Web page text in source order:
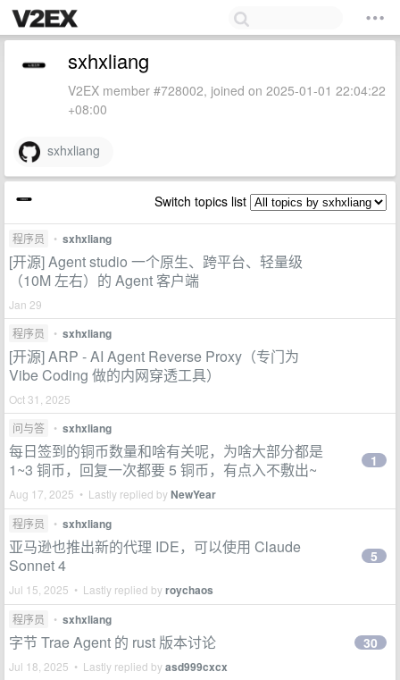
sxhxliang
V2EX member #728002, joined on 2025-01-01 22:04:22
+08:00
sxhxliang
Switch topics list
程序员 • sxhxliang
[开源] Agent studio 一个原生、跨平台、轻量级
（10M 左右）的 Agent 客户端
Jan 29
程序员
• sxhxliang
[开源] ARP - AI Agent Reverse Proxy（专门为
Vibe Coding 做的内网穿透工具）
Oct 31, 2025
问与答
• sxhxliang
每日签到的铜币数量和啥有关呢，为啥大部分都是
1~3 铜币，回复一次都要 5 铜币，有点入不敷出~
Aug 17, 2025 • Lastly replied byNewYear
1
程序员 • sxhxliang
亚马逊也推出新的代理 IDE，可以使用 Claude
Sonnet 4
Jul 15, 2025 • Lastly replied byroychaos
5
程序员 • sxhxliang
字节 Trae Agent 的 rust 版本讨论
Jul 18, 2025 • Lastly replied byasd999cxcx
30